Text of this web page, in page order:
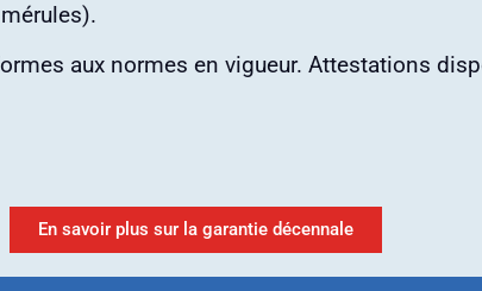
aux normes en vigueur. Attestations
En savoir plus sur la garantie décennale